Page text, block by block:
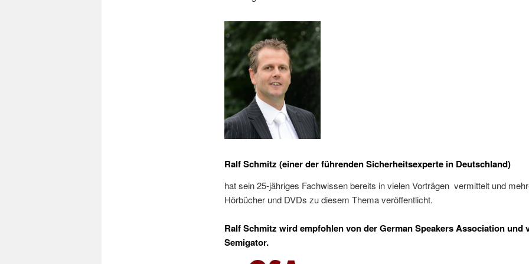
Ralf Schmitz (einer der führenden Sicherheitsexperte in Deutschland)
hat sein 25-jähriges Fachwissen bereits in vielen Vorträgen vermittelt und
Hörbücher und DVDs zu diesem Thema veröffentlicht.
Ralf Schmitz wird empfohlen von der German Speakers Association und
Semigator.